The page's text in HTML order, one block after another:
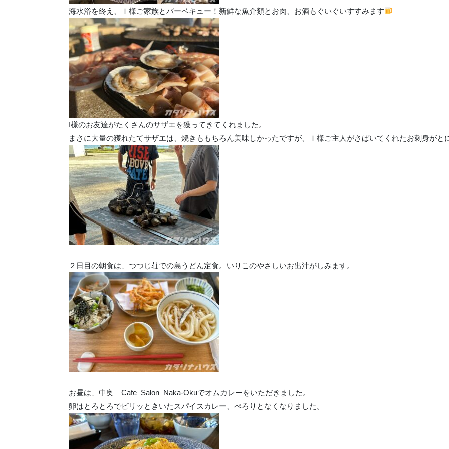
海水浴を終え、Ｉ様ご家族とバーベキュー！新鮮な魚介類とお肉、お酒もぐいぐいすすみます
I様のお友達がたくさんのサザエを獲ってきてくれました。
まさに大量の獲れたてサザエは、焼きももちろん美味しかったですが、Ｉ様ご主人がさばいてくれたお刺身がと
２日目の朝食は、つつじ荘での島うどん定食。いりこのやさしいお出汁がしみます。
お昼は、中奥 Cafe Salon Naka-Okuでオムカレーをいただきました。
卵はとろとろでピリッときいたスパイスカレー、ぺろりとなくなりました。